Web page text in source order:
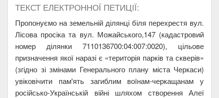
ТЕКСТ ЕЛЕКТРОННОЇ ПЕТИЦІЇ:
Пропонуємо на земельній ділянці біля перехрестя вул.
Лісова просіка та вул. Можайського,147 (кадастровий
номер ділянки 7110136700:04:007:0020), цільове
призначення якої наразі є «територія парків та скверів»
(згідно зі змінами Генерального плану міста Черкаси)
увіковічити пам'ять загиблим воїнам-черкащанам у
російсько-Українській війні шляхом створення Алеї